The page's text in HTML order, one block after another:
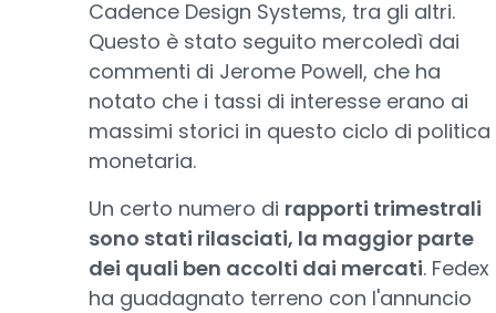
Cadence Design Systems, tra gli altri.
Questo è stato seguito mercoledì dai
commenti di Jerome Powell, che ha
notato che i tassi di interesse erano ai
massimi storici in questo ciclo di politica
monetaria.
Un certo numero di rapporti trimestrali
sono stati rilasciati, la maggior parte
dei quali ben accolti dai mercati. Fedex
ha guadagnato terreno con l'annuncio